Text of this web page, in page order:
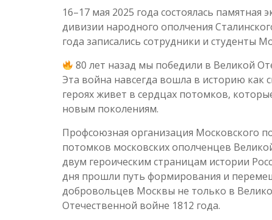
16–17 мая 2025 года состоялась
дивизии народного ополчения
года записались сотрудники и студенты
80 лет назад мы победили в Великой
Эта война навсегда вошла в историю как
героях живет в сердцах потомков,
новым поколениям.
Профсоюзная организация Московского
потомков московских ополченцев
двум героическим страницам истории
дня прошли путь формирования и
добровольцев Москвы не только в
Отечественной войне 1812 года.